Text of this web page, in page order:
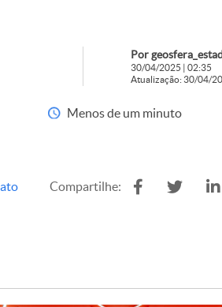
Por
30/04/2025 | 02:35
Atualização: 30/04/
Menos de um minuto
Compartilhe: